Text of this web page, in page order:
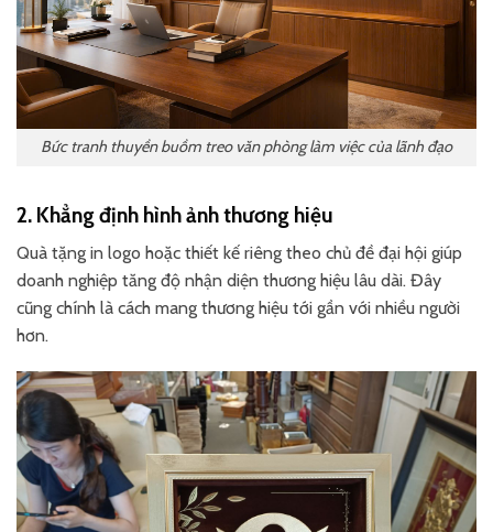
Bức tranh thuyền buồm treo văn phòng làm việc của lãnh đạo
2. Khẳng định hình ảnh thương hiệu
Quà tặng in logo hoặc thiết kế riêng theo chủ đề đại hội giúp
doanh nghiệp tăng độ nhận diện thương hiệu lâu dài. Đây
cũng chính là cách mang thương hiệu tới gần với nhiều người
hơn.